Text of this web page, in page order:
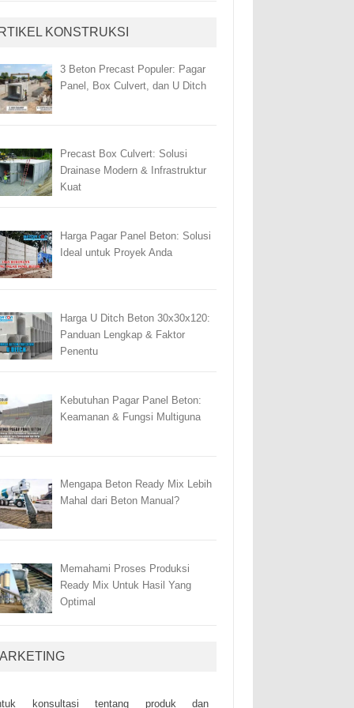
KONSTRUKSI
3 Beton Precast Populer: Pagar
Panel, Box Culvert, dan U Ditch
Precast Box Culvert: Solusi
Drainase Modern & Infrastruktur
Kuat
Harga Pagar Panel Beton: Solusi
Ideal untuk Proyek Anda
Harga U Ditch Beton 30x30x120:
Panduan Lengkap & Faktor
Penentu
Kebutuhan Pagar Panel Beton:
Keamanan & Fungsi Multiguna
Mengapa Beton Ready Mix Lebih
Mahal dari Beton Manual?
Memahami Proses Produksi
Ready Mix Untuk Hasil Yang
Optimal
kоnsultаsі tеntаng рrоduk dаn